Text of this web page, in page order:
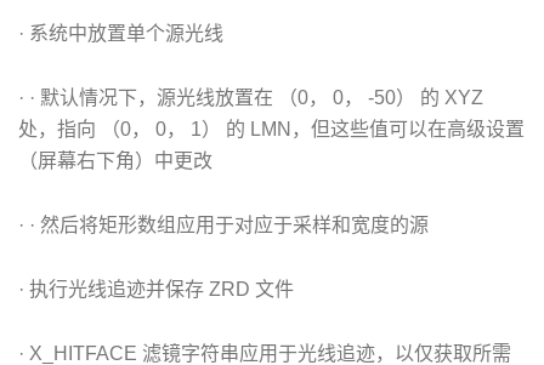
· 系统中放置单个源光线
· · 默认情况下，源光线放置在 （0， 0， -50） 的 XYZ
处，指向 （0， 0， 1） 的 LMN，但这些值可以在高级设置
（屏幕右下角）中更改
· · 然后将矩形数组应用于对应于采样和宽度的源
· 执行光线追迹并保存 ZRD 文件
· X_HITFACE 滤镜字符串应用于光线追迹，以仅获取所需